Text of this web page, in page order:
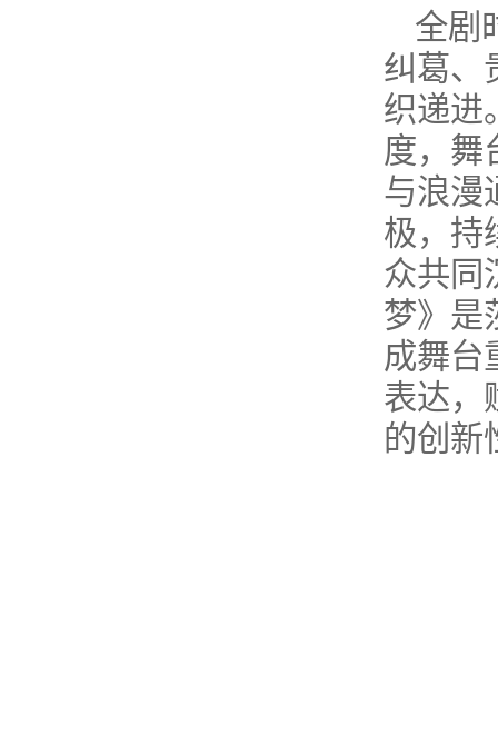
全剧
纠葛、
织递进
度，舞
与浪漫
极，持
众共同
梦》是
成舞台
表达，
的创新